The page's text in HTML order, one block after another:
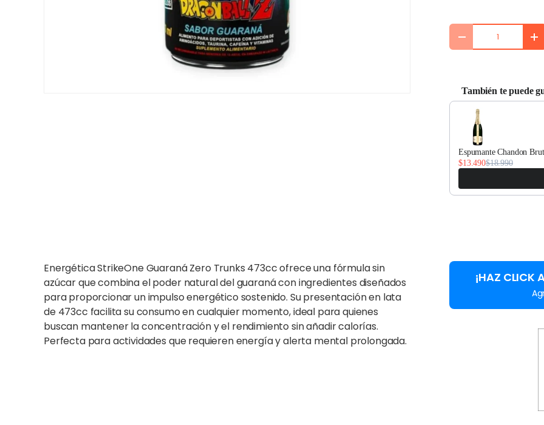
Cant.
DISMINUIR CANTIDAD
También te puede
Use the Previous and
Espumante Chandon
$13.490$18.990
Energética StrikeOne Guaraná Zero Trunks 473cc ofrece una fórmula sin
azúcar que combina el poder natural del guaraná con ingredientes diseñados
para proporcionar un impulso energético sostenido. Su presentación en lata
de 473cc facilita su consumo en cualquier momento, ideal para quienes
buscan mantener la concentración y el rendimiento sin añadir calorías.
Perfecta para actividades que requieren energía y alerta mental prolongada.
¡HAZ CLICK